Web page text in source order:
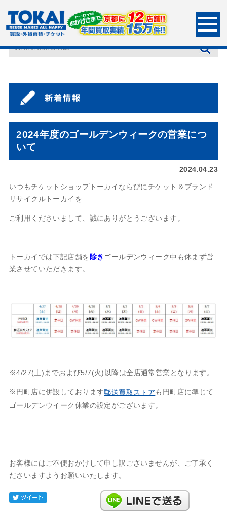
HOME
新着情報
2024年度のゴールデンウィークの営業について
2024年度のゴールデンウィークの営業につ
いて
2024.04.23
いつもチケットショップトーカイならびにチケット＆ブランド
リサイクルトーカイを
ご利用くださいまして、誠にありがとうございます。
トーカイでは下記店舗を 除き ゴールデンウィーク中も休まず営
業させていただきます。
※4/27(土)までおよび5/7(火)以降は全店通常営業となります。
※円町店に併設しております郵送買取ストアも円町店に準じて
ゴールデンウイーク休業の設定がございます。
お客様にはご不便おかけして申し訳ございませんが、ご了承く
ださいますようお願いいたします。
Tweet